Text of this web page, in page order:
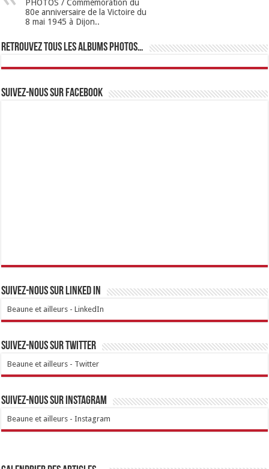
PHOTOS / Commémoration du
80e anniversaire de la Victoire du
8 mai 1945 à Dijon..
Retrouvez tous les albums photos…
Suivez-nous sur Facebook
Suivez-nous sur linked IN
Beaune et ailleurs - LinkedIn
Suivez-nous sur Twitter
Beaune et ailleurs - Twitter
Suivez-nous sur Instagram
Beaune et ailleurs - Instagram